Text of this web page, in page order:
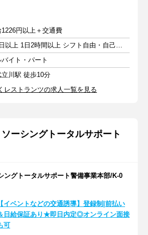
1226円以上＋交通費
週2日以上 1日2時間以上 シフト自由・自己申告
バイト・パート
立川駅 徒歩10分
レストランツの求人一覧を見る
ーシングトータルサポート
ングトータルサポート警備事業本部/K-0
【イベントなどの交通誘導】登録制|前払い
日給保証あり★即日内定◎オンライン面接
可